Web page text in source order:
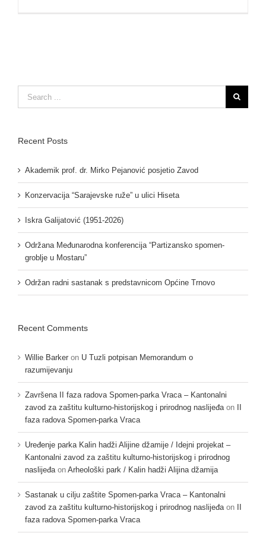
Recent Posts
Akademik prof. dr. Mirko Pejanović posjetio Zavod
Konzervacija “Sarajevske ruže” u ulici Hiseta
Iskra Galijatović (1951-2026)
Održana Međunarodna konferencija “Partizansko spomen-
groblje u Mostaru”
Održan radni sastanak s predstavnicom Općine Trnovo
Recent Comments
Willie Barker on U Tuzli potpisan Memorandum o
razumijevanju
Završena II faza radova Spomen-parka Vraca – Kantonalni
zavod za zaštitu kulturno-historijskog i prirodnog naslijeđa on II
faza radova Spomen-parka Vraca
Uređenje parka Kalin hadži Alijine džamije / Idejni projekat –
Kantonalni zavod za zaštitu kulturno-historijskog i prirodnog
naslijeđa on Arheološki park / Kalin hadži Alijina džamija
Sastanak u cilju zaštite Spomen-parka Vraca – Kantonalni
zavod za zaštitu kulturno-historijskog i prirodnog naslijeđa on II
faza radova Spomen-parka Vraca